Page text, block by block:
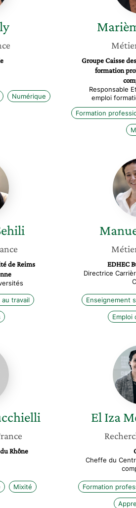
Numérique
Groupe Caisse
formation
Responsable
emploi
Formation
de Reims
travail
EDHEC
Directrice
Enseignement
Emploi
Rhône
Mixité
El Iza
Cheffe du
Formation